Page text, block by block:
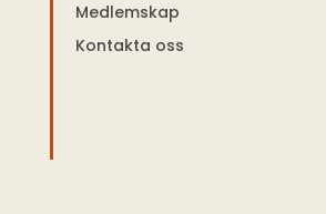
Medlemskap
Kontakta oss